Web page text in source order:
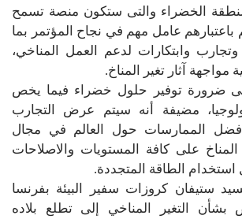
الخضراء والتى ستكون منصة تسمح
عامل مهم في نجاح المؤتمر بما
وابتكارات لدعم العمل المناخي،
آثار تغير المناخ.
ضرورة توفير حلول خضراء فيما يخص
مضيفة أنه سيتم عرض التجارب
الممارسات حول العالم في مجال
المناخ على كافة المستويات والاصلاحات
الطاقة المتجددة.
ستيفان كروزات سفير البيئة بفرنسا
بشأن التغير المناخي إلى تطلع بلاده